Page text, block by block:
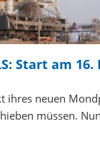
Start am
ihres neuen
müssen.